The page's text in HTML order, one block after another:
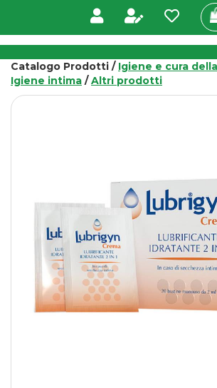
Catalogo Prodotti / Igiene e cura
Igiene intima /Altri prodotti